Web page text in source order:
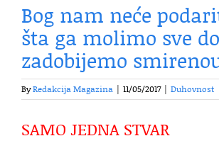
Bog nam neće
šta ga molimo sve
zadobijemo
ByRedakcija Magazina 11/05/2017 Duhovnost
SAMO JEDNA STVAR